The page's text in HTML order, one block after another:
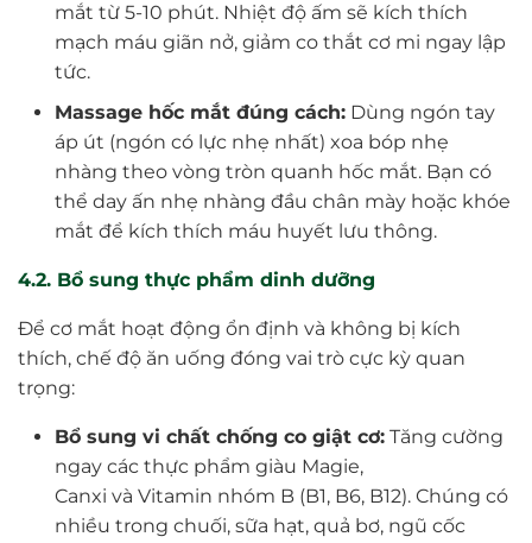
mắt từ 5-10 phút. Nhiệt độ ấm sẽ kích thích
mạch máu giãn nở, giảm co thắt cơ mi ngay lập
tức.
Massage hốc mắt đúng cách:Dùng ngón tay
áp út (ngón có lực nhẹ nhất) xoa bóp nhẹ
nhàng theo vòng tròn quanh hốc mắt. Bạn có
thể day ấn nhẹ nhàng đầu chân mày hoặc khóe
mắt để kích thích máu huyết lưu thông.
4.2. Bổ sung thực phẩm dinh dưỡng
Để cơ mắt hoạt động ổn định và không bị kích
thích, chế độ ăn uống đóng vai trò cực kỳ quan
trọng:
Bổ sung vi chất chống co giật cơ:Tăng cường
ngay các thực phẩm giàu Magie,
Canxi và Vitamin nhóm B (B1, B6, B12). Chúng có
nhiều trong chuối, sữa hạt, quả bơ, ngũ cốc